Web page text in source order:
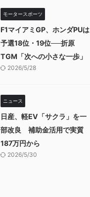
モータースポーツ
F1マイアミGP、ホンダPUは
予選18位・19位──折原
TGM「次への小さな一歩」
2026/5/28
ニュース
日産、軽EV「サクラ」を一
部改良 補助金活用で実質
187万円から
2026/5/30